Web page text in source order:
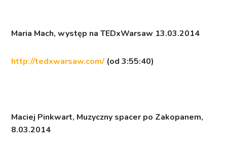
Maria Mach, występ naTEDxWarsaw 13.03.2014
http://tedxwarsaw.com/ (od 3:55:40)
Maciej Pinkwart, Muzyczny spacer po Zakopanem,
8.03.2014